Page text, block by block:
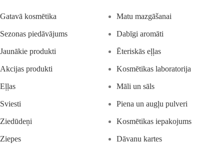
Gatavā kosmētika
Sezonas piedāvājums
Jaunākie produkti
Akcijas produkti
Eļļas
Sviesti
Ziedūdeņi
Ziepes
Matu mazgāšanai
Dabīgi aromāti
Ēteriskās eļļas
Kosmētikas laboratorija
Māli un sāls
Piena un augļu pulveri
Kosmētikas iepakojums
Dāvanu kartes